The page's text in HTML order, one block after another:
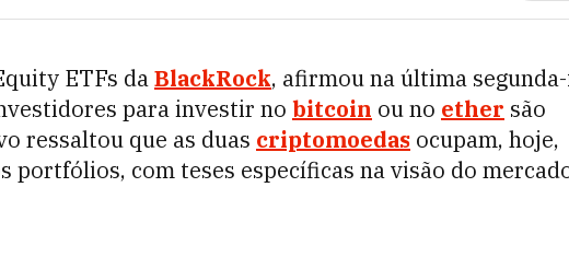
ETFs daBlackRock, afirmou na última
para investir no bitcoin ou no ether são
ressaltou que as duas criptomoedas ocupam, hoje,
portfólios, com teses específicas na visão do